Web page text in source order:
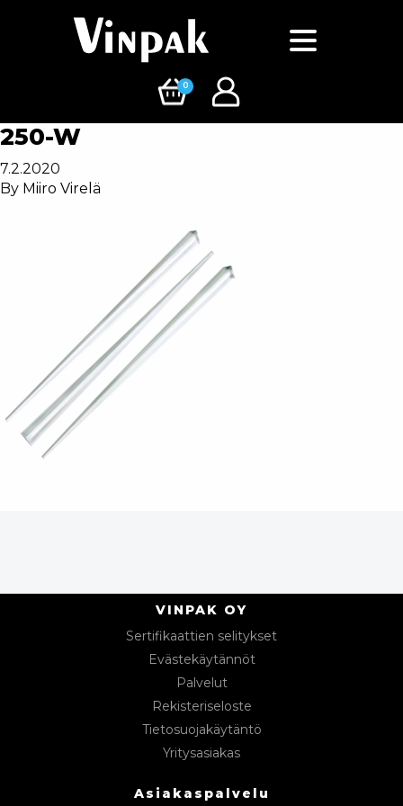
0
250-W
7.2.2020
By Miiro Virelä
VINPAK OY
Sertifikaattien selitykset
Evästekäytännöt
Palvelut
Rekisteriseloste
Tietosuojakäytäntö
Yritysasiakas
Asiakaspalvelu